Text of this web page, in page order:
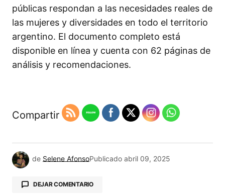
públicas respondan a las necesidades reales de
las mujeres y diversidades en todo el territorio
argentino. El documento completo está
disponible en línea y cuenta con 62 páginas de
análisis y recomendaciones.
Compartir
de Selene AfonsoPublicado abril 09, 2025
DEJAR COMENTARIO